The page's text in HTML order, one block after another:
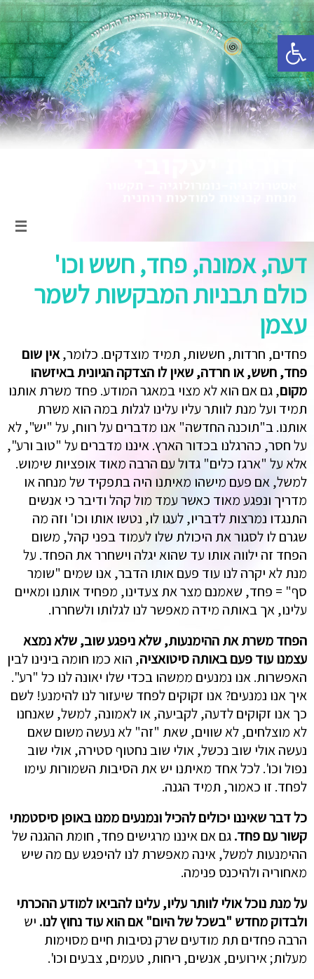
פתח סרגל נגישות
דעה, אמונה, פחד, חשש וכו'
כולם תבניות המבקשות לשמר
עצמן
פחדים, חרדות, חששות, תמיד מוצדקים. כלומר,אין שום
פחד, חשש, או חרדה, שאין לו הצדקה הגיונית באיזשהו
מקום, גם אם הוא לא מצוי במאגר המודע. פחד משרת אותנו
תמיד ועל מנת לוותר עליו עלינו לגלות במה הוא משרת
אותנו. ב"תוכנה החדשה" אנו מדברים על רווח, על "יש", לא
על חסר, כהרגלנו בכדור הארץ. איננו מדברים על "טוב ורע",
אלא על "ארגז כלים" גדול עם הרבה מאוד אופציות שימוש.
למשל, אם פעם מישהו מאיתנו היה בתפקיד של מנחה או
מדריך ונפגע מאוד כאשר עמד מול קהל ודיבר כי אנשים
התנגדו נמרצות לדבריו, לעגו לו, נטשו אותו וכו' וזה מה
שגרם לו לסגור את היכולת שלו לעמוד בפני קהל, משום
הפחד זה ילווה אותו עד שהוא יגלה וישחרר את הפחד. על
מנת לא יקרה לנו עוד פעם אותו הדבר, אנו שמים "שומר
סף" = פחד, שאמנם מצר את צעדינו, מפחיד אותנו ומאיים
עלינו, אך באותה מידה מאפשר לנו לגלותו ולשחררו.
הפחד משרת את ההימנעות, שלא ניפגע שוב, שלא נמצא
עצמנו עוד פעם באותה סיטואציה, הוא כמו חומה בינינו לבין
האפשרות. אנו נמנעים ממשהו בכדי שלו יאונה לנו כל "רע".
איך אנו נמנעים? אנו זקוקים לפחד שיעזור לנו להימנע! לשם
כך אנו זקוקים לדעה, לקביעה, או לאמונה, למשל, שאנחנו
לא מוצלחים, לא שווים, שאת "זה" לא נעשה משום שאם
נעשה אולי שוב נכשל, אולי שוב נחטוף סטירה, אולי שוב
נפול וכו'. לכל אחד מאיתנו יש את הסיבות השמורות עימו
לפחד. זו כאמור, תמיד הגנה.
כל דבר שאיננו יכולים להכיל ונמנעים ממנו באופן סיסטמתי
קשור עם פחד.גם אם איננו מרגישים פחד, חומת ההגנה של
ההימנעות למשל, אינה מאפשרת לנו להיפגש עם מה שיש
מאחוריה ולהיכנס פנימה.
על מנת נוכל אולי לוותר עליו, עלינו להביאו למודע ההכרתי
ולבדוק מחדש "בשכל של היום" אם הוא עוד נחוץ לנו. יש
הרבה פחדים תת מודעים שרק נסיבות חיים מסוימות
מעלות; אירועים, אנשים, ריחות, טעמים, צבעים וכו'.